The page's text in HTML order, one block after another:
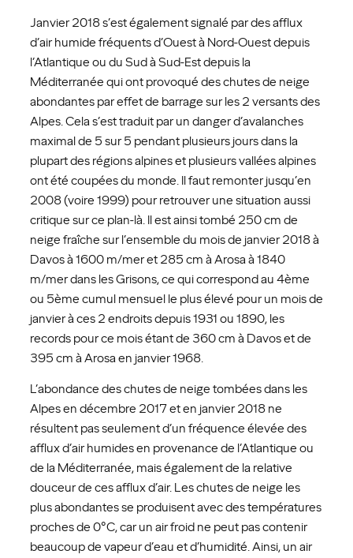
Janvier 2018 s’est également signalé par des afflux
d’air humide fréquents d’Ouest à Nord-Ouest depuis
l’Atlantique ou du Sud à Sud-Est depuis la
Méditerranée qui ont provoqué des chutes de neige
abondantes par effet de barrage sur les 2 versants des
Alpes. Cela s’est traduit par un danger d’avalanches
maximal de 5 sur 5 pendant plusieurs jours dans la
plupart des régions alpines et plusieurs vallées alpines
ont été coupées du monde. Il faut remonter jusqu’en
2008 (voire 1999) pour retrouver une situation aussi
critique sur ce plan-là. Il est ainsi tombé 250 cm de
neige fraîche sur l’ensemble du mois de janvier 2018 à
Davos à 1600 m/mer et 285 cm à Arosa à 1840
m/mer dans les Grisons, ce qui correspond au 4ème
ou 5ème cumul mensuel le plus élevé pour un mois de
janvier à ces 2 endroits depuis 1931 ou 1890, les
records pour ce mois étant de 360 cm à Davos et de
395 cm à Arosa en janvier 1968.
L’abondance des chutes de neige tombées dans les
Alpes en décembre 2017 et en janvier 2018 ne
résultent pas seulement d’un fréquence élevée des
afflux d’air humides en provenance de l’Atlantique ou
de la Méditerranée, mais également de la relative
douceur de ces afflux d’air. Les chutes de neige les
plus abondantes se produisent avec des températures
proches de 0°C, car un air froid ne peut pas contenir
beaucoup de vapeur d’eau et d’humidité. Ainsi, un air